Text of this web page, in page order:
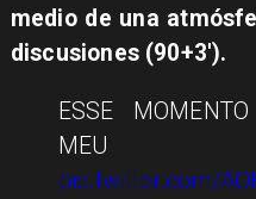
medio de una
discusiones (90+3').
ESSE
MEU
pic.twitter.com/